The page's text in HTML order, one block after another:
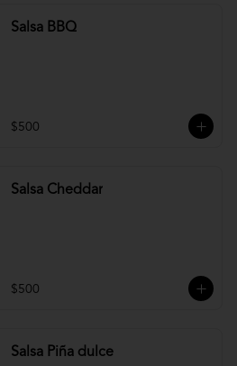
Salsa BBQ
$500
Salsa Cheddar
$500
Salsa Piña dulce